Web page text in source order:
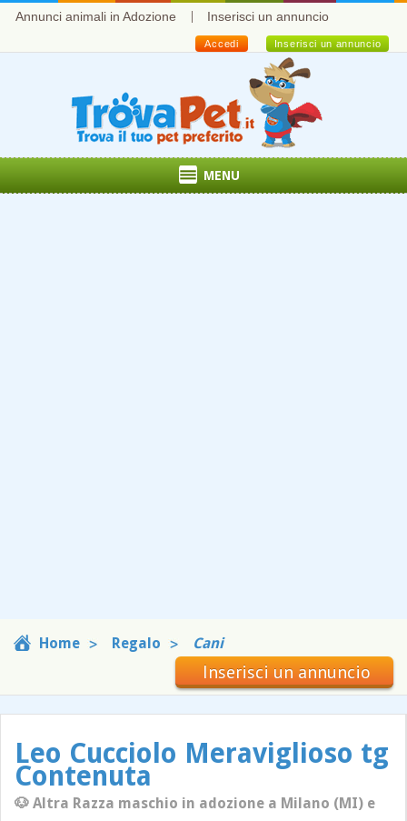
Annunci animali in Adozione Inserisci un annuncio
Inserisci un annuncio
Accedi
MENU
Home Regalo Cani
Inserisci un annuncio
Leo Cucciolo Meraviglioso tg
Contenuta
🐶 Altra Razza maschio in adozione a Milano (MI) e